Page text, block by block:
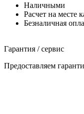
Наличными
Расчет на месте
Безналичная
Гарантия / сервис
Предоставляем